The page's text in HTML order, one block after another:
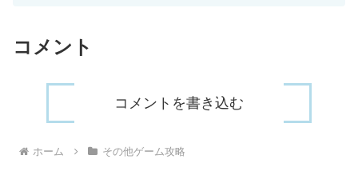
コメント
コメントを書き込む
ホーム その他ゲーム攻略